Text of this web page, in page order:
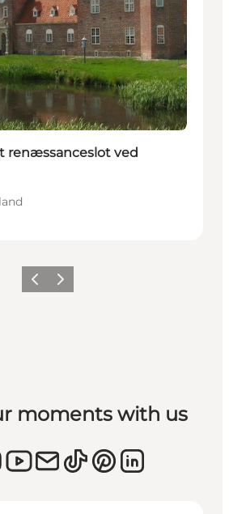
renæssanceslot ved
ForrigeNæste
moments with us